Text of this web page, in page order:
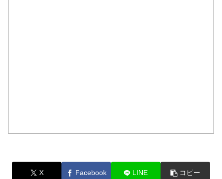
X Facebook LINE コピー